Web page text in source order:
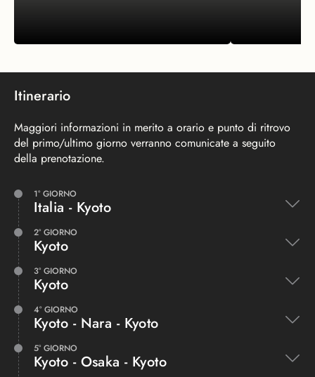
Le Alpi giapponesi
ESPANDI
Itinerario
Maggiori informazioni in merito a orario e punto di ritrovo
del primo/ultimo giorno verranno comunicate a seguito
della prenotazione.
1° GIORNO
Italia - Kyoto
2° GIORNO
Kyoto
3° GIORNO
Kyoto
4° GIORNO
Kyoto - Nara - Kyoto
5° GIORNO
Kyoto - Osaka - Kyoto